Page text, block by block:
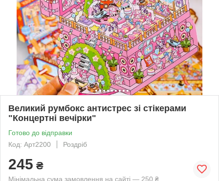
Великий румбокс антистрес зі стікерами
"Концертні вечірки"
Готово до відправки
Код: Арт2200
Роздріб
245 ₴
Мінімальна сума замовлення на сайті — 250 ₴